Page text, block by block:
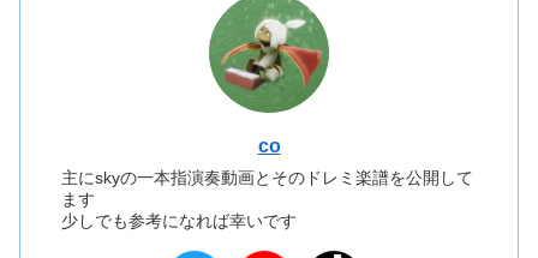
co
主にskyの一本指演奏動画とそのドレミ楽譜を公開して
ます
少しでも参考になれば幸いです